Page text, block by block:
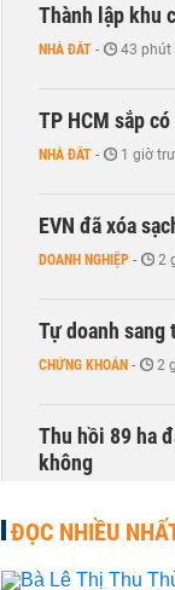
Thành lập khu
NHÀ ĐẤT - 43 phút
TP HCM sắp
NHÀ ĐẤT - 1 giờ
EVN đã xóa
DOANH NGHIỆP - 2
Tự doanh sang
CHỨNG KHOÁN - 2
Thu hồi 89 ha
không
Dòng tiền
ĐỌC NHIỀU